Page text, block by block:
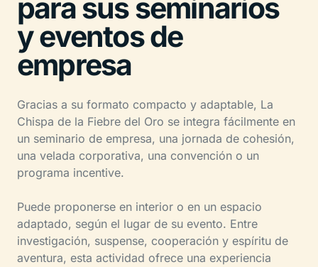
para sus seminarios
y eventos de
empresa
Gracias a su formato compacto y adaptable, La
Chispa de la Fiebre del Oro se integra fácilmente en
un seminario de empresa, una jornada de cohesión,
una velada corporativa, una convención o un
programa incentive.
Puede proponerse en interior o en un espacio
adaptado, según el lugar de su evento. Entre
investigación, suspense, cooperación y espíritu de
aventura, esta actividad ofrece una experiencia